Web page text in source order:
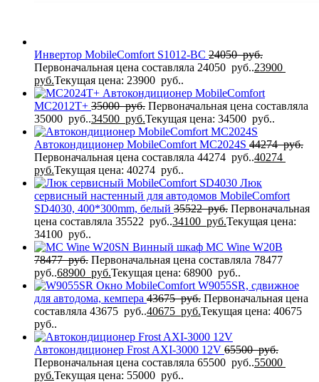
Инвертор MobileComfort S1012-BC 24050руб.
Первоначальная цена составляла 24050 руб..23900
руб.Текущая цена: 23900 руб..
Автокондиционер MobileComfort
MC2012T+ 35000руб. Первоначальная цена составляла
35000 руб..34500 руб.Текущая цена: 34500 руб..
Автокондиционер MobileComfort MC2024S 44274руб.
Первоначальная цена составляла 44274 руб..40274
руб.Текущая цена: 40274 руб..
Люк
сервисный настенный для автодомов MobileComfort
SD4030, 400*300mm, белый 35522руб. Первоначальная
цена составляла 35522 руб..34100 руб.Текущая цена:
34100 руб..
Винный шкаф MC Wine W20B
78477руб. Первоначальная цена составляла 78477
руб..68900 руб.Текущая цена: 68900 руб..
Окно MobileComfort W9055SR, сдвижное
для автодома, кемпера 43675руб. Первоначальная цена
составляла 43675 руб..40675 руб.Текущая цена: 40675
руб..
Автокондиционер Frost AXI-3000 12V 65500руб.
Первоначальная цена составляла 65500 руб..55000
руб.Текущая цена: 55000 руб..